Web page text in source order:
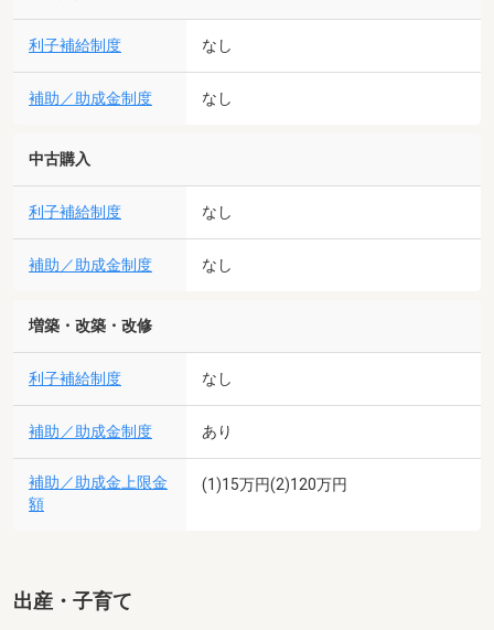
利子補給制度 なし
補助／助成金制度 なし
中古購入
利子補給制度 なし
補助／助成金制度 なし
増築・改築・改修
利子補給制度 なし
補助／助成金制度 あり
補助／助成金上限金
額
(1)15万円(2)120万円
出産・子育て